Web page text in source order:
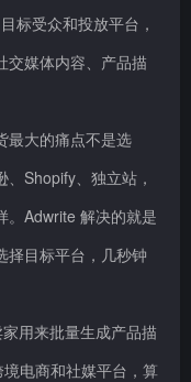
标受众和投放平台，
交媒体内容、产品描
最大的痛点不是选
Shopify、独立站，
。Adwrite 解决的就是
目标平台，几秒钟
用来批量生成产品描
电商和社媒平台，算